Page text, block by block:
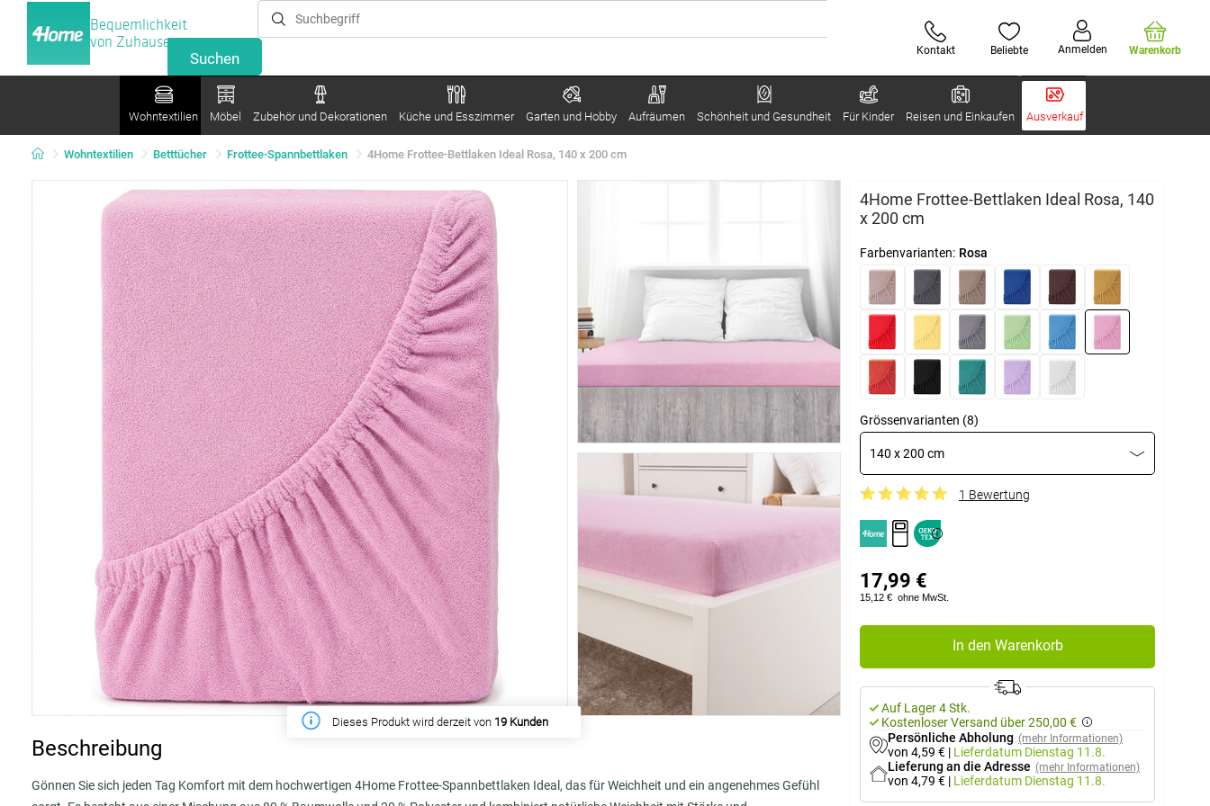
Bequemlichkeit
von Zuhause
Kontakt Beliebte Anmelden Warenkorb
Wohntextilien Möbel Zubehör und Dekorationen Küche und Esszimmer Garten und Hobby Aufräumen Schönheit und Gesundheit Für Kinder Reisen und Einkaufen Ausverkauf
Wohntextilien Betttücher Frottee-Spannbettlaken 4Home Frottee-Bettlaken Ideal Rosa, 140 x 200 cm
Diese Woche haben56 Kundengekauft
4Home Frottee-Bettlaken Ideal Rosa, 140
x 200 cm
Farbenvarianten: Rosa
Grössenvarianten (8)
140 x 200 cm
1 Bewertung
17,99 €
15,12 € ohne MwSt.
In den Warenkorb
Auf Lager 4 Stk.
Kostenloser Versand über 250,00 €
Persönliche Abholung (mehr Informationen)
von 4,59 € | Lieferdatum Dienstag 11.8.
Lieferung an die Adresse (mehr Informationen)
von 4,79 € | Lieferdatum Dienstag 11.8.
Beschreibung
Gönnen Sie sich jeden Tag Komfort mit dem hochwertigen 4Home Frottee-Spannbettlaken Ideal, das für Weichheit und ein angenehmes Gefühl